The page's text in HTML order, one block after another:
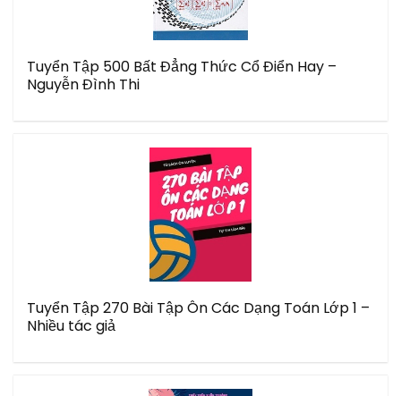
Tuyển Tập 500 Bất Đẳng Thức Cổ Điển Hay –
Nguyễn Đình Thi
Tuyển Tập 270 Bài Tập Ôn Các Dạng Toán Lớp 1 –
Nhiều tác giả